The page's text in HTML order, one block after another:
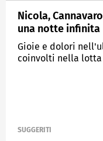
Nicola,
una notte infinita
Gioie e dolori
coinvolti nella lotta
SUGGERITI